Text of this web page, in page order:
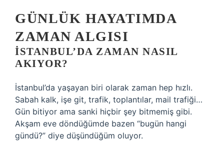
GÜNLÜK HAYATIMDA
ZAMAN ALGISI
İSTANBUL’DA ZAMAN NASIL
AKIYOR?
İstanbul’da yaşayan biri olarak zaman hep hızlı.
Sabah kalk, işe git, trafik, toplantılar, mail trafiği…
Gün bitiyor ama sanki hiçbir şey bitmemiş gibi.
Akşam eve döndüğümde bazen “bugün hangi
gündü?” diye düşündüğüm oluyor.